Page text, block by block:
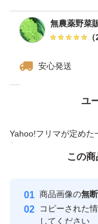
ケール
大根(1/2)
インゲン豆
無農薬野菜
（
安心発送
ユ
Yahoo!フリマが定めた
付与しています
安心取引出品者
取引実績
価格の相談
この
商品画像の無
コピーされた
してください
この商品をみてい